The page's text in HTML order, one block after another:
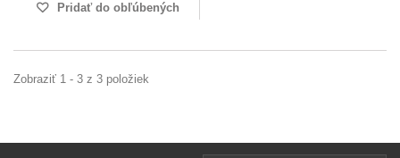
Pridať do obľúbených
Zobraziť 1 - 3 z 3 položiek